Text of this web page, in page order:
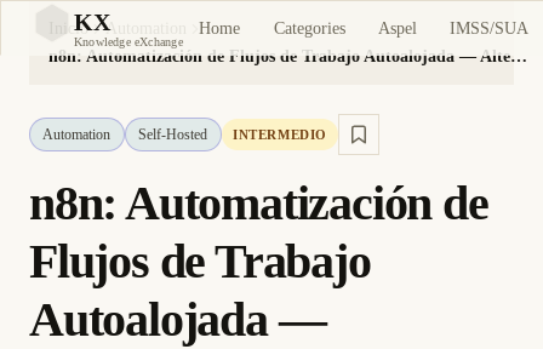
KX
Knowledge eXchange
Home Categories Aspel IMSS/SUA
Inicio
Automation
n8n: Automatización de Flujos de Trabajo Autoalojada — Alternativa a Zapier
Automation Self-Hosted INTERMEDIO
n8n: Automatización de
Flujos de Trabajo
Autoalojada —